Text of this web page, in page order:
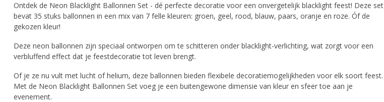
Ontdek de Neon Blacklight Ballonnen Set - dé perfecte decoratie voor een onvergetelijk blacklight feest! Deze set
bevat 35 stuks ballonnen in een mix van 7 felle kleuren: groen, geel, rood, blauw, paars, oranje en roze. Óf de
gekozen kleur!
Deze neon ballonnen zijn speciaal ontworpen om te schitteren onder blacklight-verlichting, wat zorgt voor een
verbluffend effect dat je feestdecoratie tot leven brengt.
Of je ze nu vult met lucht of helium, deze ballonnen bieden flexibele decoratiemogelijkheden voor elk soort feest.
Met de Neon Blacklight Ballonnen Set voeg je een buitengewone dimensie van kleur en sfeer toe aan je
evenement.